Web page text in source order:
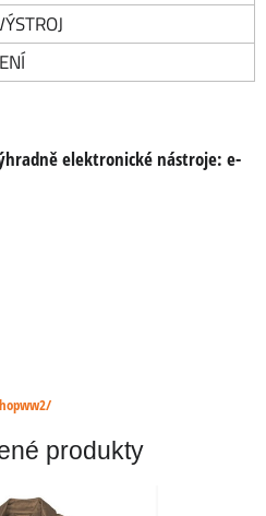
elektronické nástroje: e-
produkty